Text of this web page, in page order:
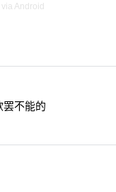
via Android
罢不能的